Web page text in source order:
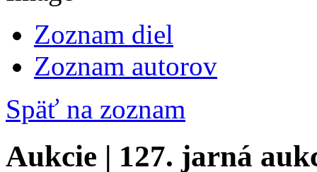
Zoznam diel
Zoznam autorov
Späť na zoznam
Aukcie | 127. jarná